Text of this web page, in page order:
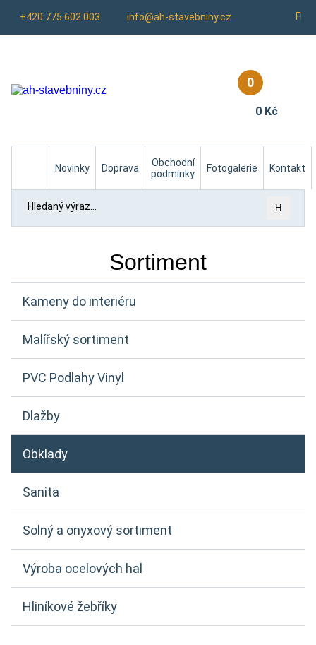
+420 775 602 003 info@ah-stavebniny.cz Fb
0
0 Kč
Novinky
Doprava
Obchodní
podmínky
Fotogalerie Kontakt
H
Sortiment
Kameny do interiéru
Malířský sortiment
PVC Podlahy Vinyl
Dlažby
Obklady
Sanita
Solný a onyxový sortiment
Výroba ocelových hal
Hliníkové žebříky